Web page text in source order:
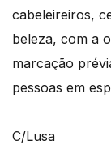
cabeleireiros,
beleza, com a
marcação
pessoas em
C/Lusa